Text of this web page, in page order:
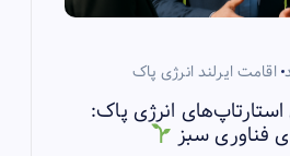
اقامت ایرلند انرژی پاک
استارتاپ‌های انرژی پاک: